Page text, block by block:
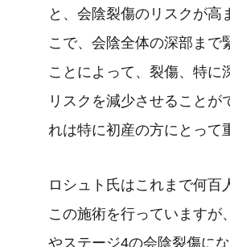
と、会陰裂傷のリスクが高
こで、会陰全体の深部まで
ことによって、裂傷、特に
リスクを減少させることが
れは特に初産の方にとって
ロシュト氏はこれまで何百
この施術を行っていますが
やステージ4の会陰裂傷に